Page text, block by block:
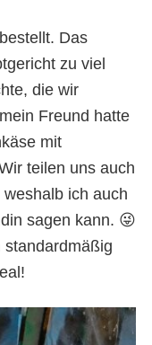
Das
zu viel
die wir
Freund hatte
mit
teilen uns auch
ich auch
sagen kann. 😜
standardmäßig